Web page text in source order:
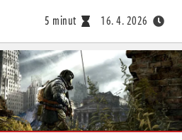
5 minut 16. 4. 2026